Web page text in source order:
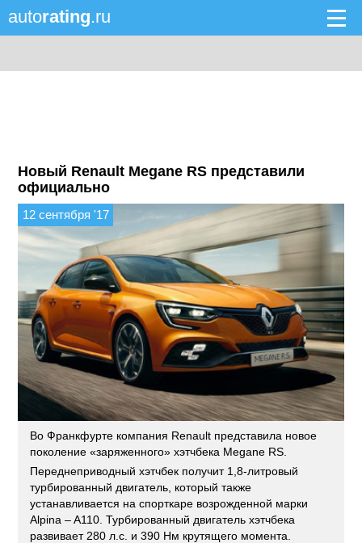
autorating.ru
Новый Renault Megane RS представили
официально
12 сентября '17
Во Франкфурте компания Renault представила новое
поколение «заряженного» хэтчбека Megane RS.
Переднеприводный хэтчбек получит 1,8-литровый
турбированный двигатель, который также
устанавливается на спорткаре возрожденной марки
Alpina – A110. Турбированный двигатель хэтчбека
развивает 280 л.с. и 390 Нм крутящего момента.